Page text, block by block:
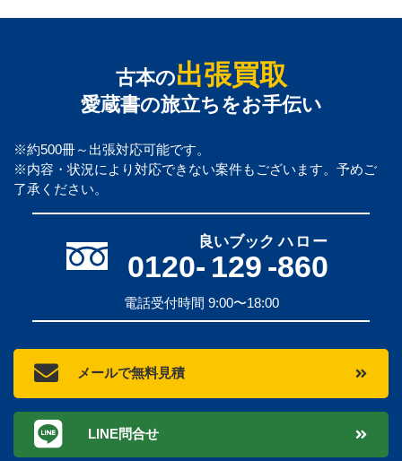
古本の出張買取
愛蔵書の旅立ちをお手伝い
※約500冊～出張対応可能です。
※内容・状況により対応できない案件もございます。予めご
了承ください。
0120- 129
良いブック
-860
ハロー
電話受付時間 9:00〜18:00
メールで無料見積
LINE問合せ